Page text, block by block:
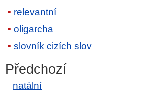
relevantní
oligarcha
slovník cizích slov
Předchozí
natální